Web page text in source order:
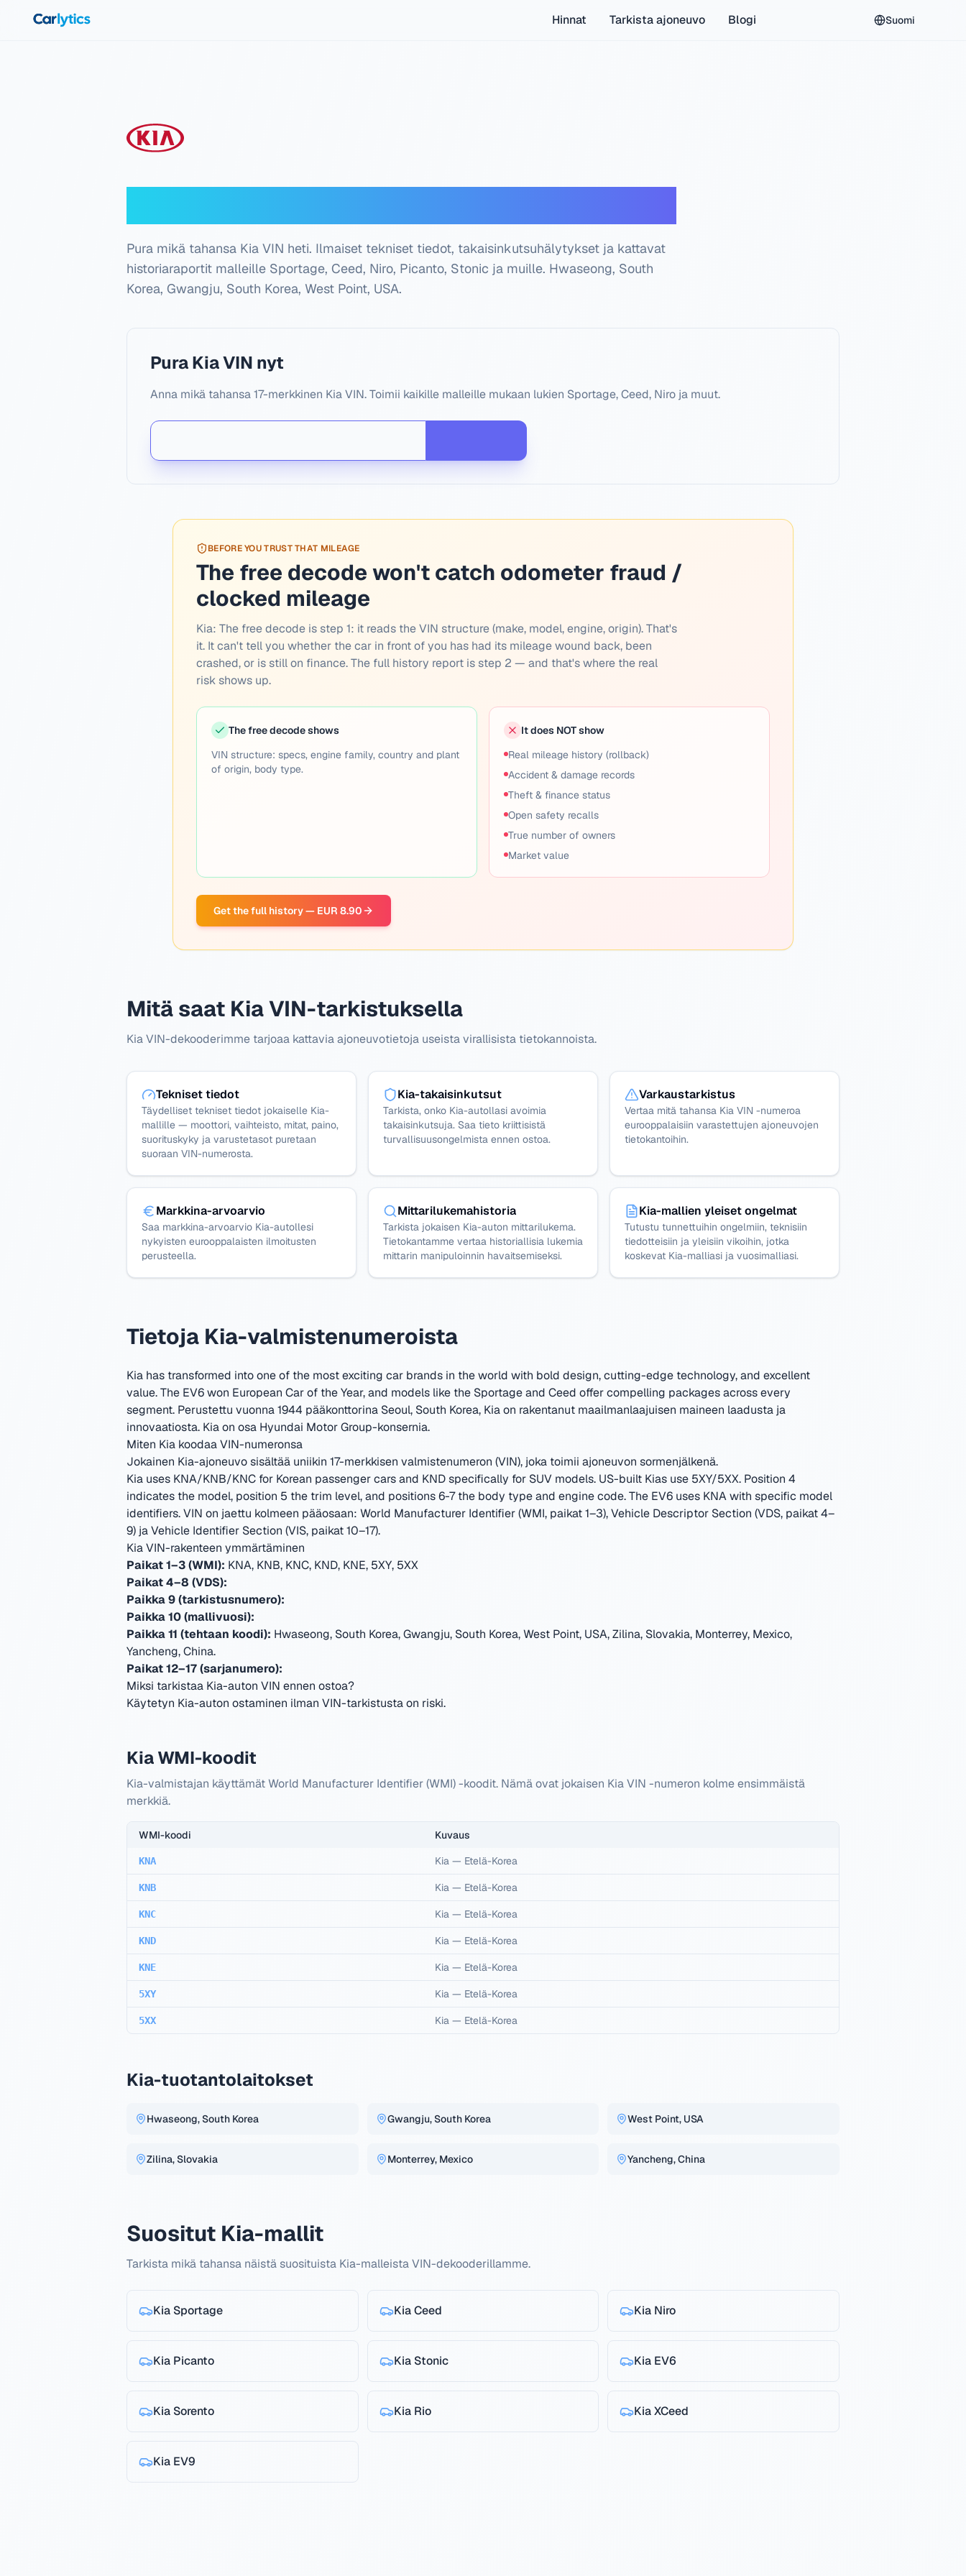
Hinnat
Tarkista ajoneuvo Blogi Suomi
Pura mikä tahansa Kia VIN heti. Ilmaiset tekniset tiedot, takaisinkutsuhälytykset ja kattavat
historiaraportit malleille Sportage, Ceed, Niro, Picanto, Stonic ja muille. Hwaseong, South
Korea, Gwangju, South Korea, West Point, USA.
Pura Kia VIN nyt
Anna mikä tahansa 17-merkkinen Kia VIN. Toimii kaikille malleille mukaan lukien Sportage, Ceed, Niro ja muut.
BEFORE YOU TRUST THAT MILEAGE
The free decode won't catch odometer fraud /
clocked mileage
Kia: The free decode is step 1: it reads the VIN structure (make, model, engine, origin). That's
it. It can't tell you whether the car in front of you has had its mileage wound back, been
crashed, or is still on finance. The full history report is step 2 — and that's where the real
risk shows up.
The free decode shows
VIN structure: specs, engine family, country and plant
of origin, body type.
It does NOT show
Real mileage history (rollback)
Accident & damage records
Theft & finance status
Open safety recalls
True number of owners
Market value
Get the full history — EUR 8.90
Mitä saat Kia VIN-tarkistuksella
Kia VIN-dekooderimme tarjoaa kattavia ajoneuvotietoja useista virallisista tietokannoista.
Tekniset tiedot
Täydelliset tekniset tiedot jokaiselle Kia-
mallille — moottori, vaihteisto, mitat, paino,
suorituskyky ja varustetasot puretaan
suoraan VIN-numerosta.
Kia-takaisinkutsut
Tarkista, onko Kia-autollasi avoimia
takaisinkutsuja. Saa tieto kriittisistä
turvallisuusongelmista ennen ostoa.
Varkaustarkistus
Vertaa mitä tahansa Kia VIN -numeroa
eurooppalaisiin varastettujen ajoneuvojen
tietokantoihin.
Markkina-arvoarvio
Saa markkina-arvoarvio Kia-autollesi
nykyisten eurooppalaisten ilmoitusten
perusteella.
Mittarilukemahistoria
Tarkista jokaisen Kia-auton mittarilukema.
Tietokantamme vertaa historiallisia lukemia
mittarin manipuloinnin havaitsemiseksi.
Kia-mallien yleiset ongelmat
Tutustu tunnettuihin ongelmiin, teknisiin
tiedotteisiin ja yleisiin vikoihin, jotka
koskevat Kia-malliasi ja vuosimalliasi.
Tietoja Kia-valmistenumeroista
Kia has transformed into one of the most exciting car brands in the world with bold design, cutting-edge technology, and excellent
value. The EV6 won European Car of the Year, and models like the Sportage and Ceed offer compelling packages across every
segment. Perustettu vuonna 1944 pääkonttorina Seoul, South Korea, Kia on rakentanut maailmanlaajuisen maineen laadusta ja
innovaatiosta. Kia on osa Hyundai Motor Group-konsernia.
Miten Kia koodaa VIN-numeronsa
Jokainen Kia-ajoneuvo sisältää uniikin 17-merkkisen valmistenumeron (VIN), joka toimii ajoneuvon sormenjälkenä.
Kia uses KNA/KNB/KNC for Korean passenger cars and KND specifically for SUV models. US-built Kias use 5XY/5XX. Position 4
indicates the model, position 5 the trim level, and positions 6-7 the body type and engine code. The EV6 uses KNA with specific model
identifiers.VIN on jaettu kolmeen pääosaan: World Manufacturer Identifier (WMI, paikat 1–3), Vehicle Descriptor Section (VDS, paikat 4–
9) ja Vehicle Identifier Section (VIS, paikat 10–17).
Kia VIN-rakenteen ymmärtäminen
Paikat 1–3 (WMI): KNA, KNB, KNC, KND, KNE, 5XY, 5XX
Paikat 4–8 (VDS):
Paikka 9 (tarkistusnumero):
Paikka 10 (mallivuosi):
Paikka 11 (tehtaan koodi): Hwaseong, South Korea, Gwangju, South Korea, West Point, USA, Zilina, Slovakia, Monterrey, Mexico,
Yancheng, China.
Paikat 12–17 (sarjanumero):
Miksi tarkistaa Kia-auton VIN ennen ostoa?
Käytetyn Kia-auton ostaminen ilman VIN-tarkistusta on riski.
Kia WMI-koodit
Kia-valmistajan käyttämät World Manufacturer Identifier (WMI) -koodit. Nämä ovat jokaisen Kia VIN -numeron kolme ensimmäistä
merkkiä.
WMI-koodi Kuvaus
KNA Kia — Etelä-Korea
KNB Kia — Etelä-Korea
KNC Kia — Etelä-Korea
KND Kia — Etelä-Korea
KNE Kia — Etelä-Korea
5XY Kia — Etelä-Korea
5XX Kia — Etelä-Korea
Kia-tuotantolaitokset
Hwaseong, South Korea Gwangju, South Korea West Point, USA
Zilina, Slovakia Monterrey, Mexico Yancheng, China
Suositut Kia-mallit
Tarkista mikä tahansa näistä suosituista Kia-malleista VIN-dekooderillamme.
Kia Sportage Kia Ceed Kia Niro
Kia Picanto Kia Stonic Kia EV6
Kia Sorento Kia Rio Kia XCeed
Kia EV9